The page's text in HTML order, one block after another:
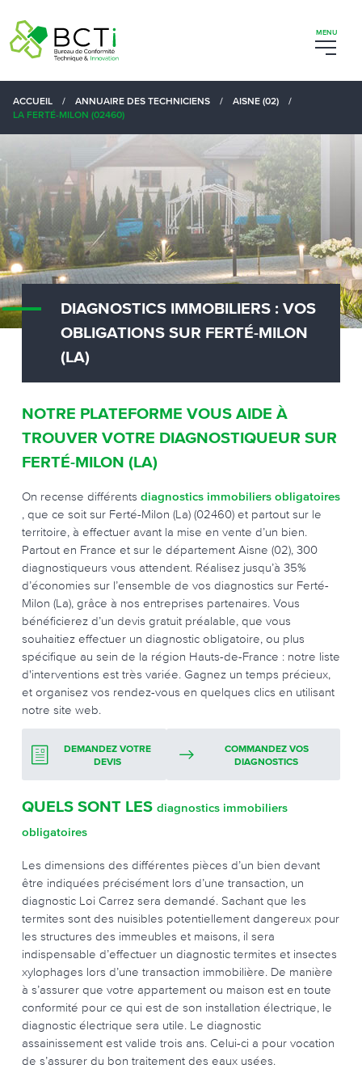
ACCUEIL / ANNUAIRE DES TECHNICIENS / AISNE (02)
/
LA FERTÉ-MILON (02460)
DIAGNOSTICS IMMOBILIERS : VOS
OBLIGATIONS SUR FERTÉ-MILON
(LA)
NOTRE PLATEFORME VOUS AIDE À
TROUVER VOTRE DIAGNOSTIQUEUR SUR
FERTÉ-MILON (LA)
On recense différents diagnostics immobiliers obligatoires
, que ce soit sur Ferté-Milon (La) (02460) et partout sur le
territoire, à effectuer avant la mise en vente d’un bien.
Partout en France et sur le département Aisne (02), 300
diagnostiqueurs vous attendent. Réalisez jusqu’à 35%
d’économies sur l’ensemble de vos diagnostics sur Ferté-
Milon (La), grâce à nos entreprises partenaires. Vous
bénéficierez d’un devis gratuit préalable, que vous
souhaitiez effectuer un diagnostic obligatoire, ou plus
spécifique au sein de la région Hauts-de-France : notre liste
d'interventions est très variée. Gagnez un temps précieux,
et organisez vos rendez-vous en quelques clics en utilisant
notre site web.
DEMANDEZ VOTRE
DEVIS
COMMANDEZ VOS
DIAGNOSTICS
QUELS SONT LES diagnostics immobiliers
obligatoires
Les dimensions des différentes pièces d’un bien devant
être indiquées précisément lors d’une transaction, un
diagnostic Loi Carrez sera demandé. Sachant que les
termites sont des nuisibles potentiellement dangereux pour
les structures des immeubles et maisons, il sera
indispensable d’effectuer un diagnostic termites et insectes
xylophages lors d’une transaction immobilière. De manière
à s’assurer que votre appartement ou maison est en toute
conformité pour ce qui est de son installation électrique, le
diagnostic électrique sera utile. Le diagnostic
assainissement est valide trois ans. Celui-ci a pour vocation
de s’assurer du bon traitement des eaux usées.